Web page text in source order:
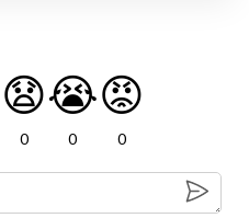
😧
0
😭
0
😡
0